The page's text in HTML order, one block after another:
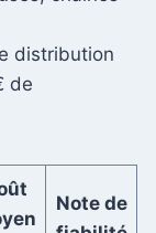
distribution
de
Note de